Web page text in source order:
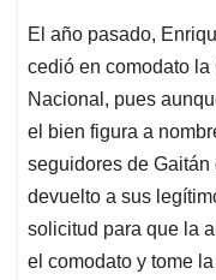
El año pasado,
cedió en comodato
Nacional, pues
el bien figura a
seguidores de
devuelto a sus
solicitud para que la
el comodato y tome